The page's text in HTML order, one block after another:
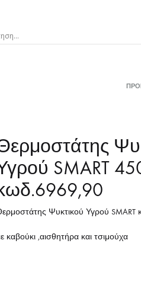
με ΜΠΡΑΤΣΟ
SMART
Ψυκτικού Υγρού
καβούκι ,αισθητήρα και τσιμούχα